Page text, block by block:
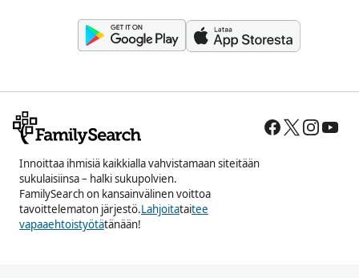
Innoittaa ihmisiä kaikkialla vahvistamaan siteitään
sukulaisiinsa – halki sukupolvien.
FamilySearch on kansainvälinen voittoa
tavoittelematon järjestö.Lahjoitataitee
vapaaehtoistyötätänään!